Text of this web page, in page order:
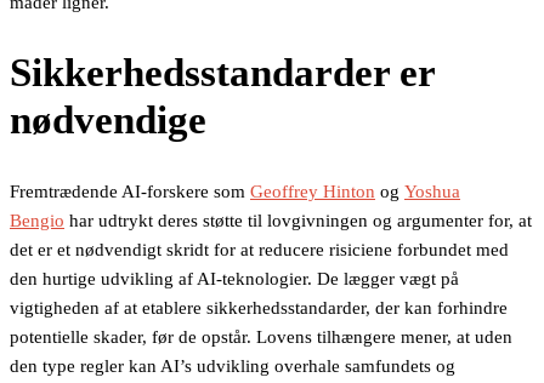
Sikkerhedsstandarder er
nødvendige
Fremtrædende AI-forskere som Geoffrey Hinton og Yoshua
Bengio har udtrykt deres støtte til lovgivningen og argumenter for, at
det er et nødvendigt skridt for at reducere risiciene forbundet med
den hurtige udvikling af AI-teknologier. De lægger vægt på
vigtigheden af at etablere sikkerhedsstandarder, der kan forhindre
potentielle skader, før de opstår. Lovens tilhængere mener, at uden
den type regler kan AI’s udvikling overhale samfundets og